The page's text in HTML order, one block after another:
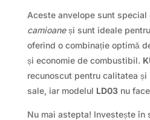
Aceste anvelope sunt special
camioaneși sunt ideale
oferind o combinație optimă
și economie de combustibil.
recunoscut pentru calitatea
sale, iar modelul LD03nu
Nu mai astepta! Investește în